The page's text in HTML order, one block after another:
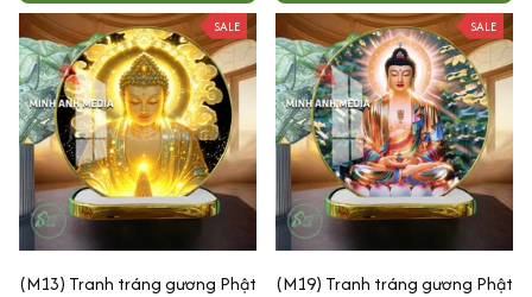
SALE
(M13) Tranh tráng gương Phật
SALE
(M19) Tranh tráng gương Phật